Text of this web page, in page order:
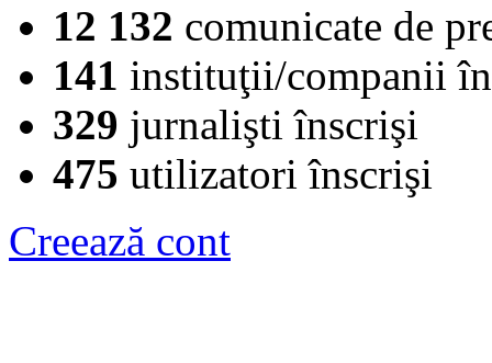
12 132 comunicate de
141 instituţii/companii
329 jurnalişti înscrişi
475 utilizatori înscrişi
Creează cont